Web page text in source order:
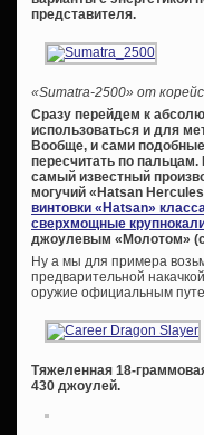
представителя.
«Sumatra-2500» от
Сразу перейдем к
использоваться и для
Вообще, и сами
пересчитать по
самый известный
могучий «Hatsan
винтовки «Hatsan»
сверхмощные
джоулевым «Молотом»
Ну а мы для примера
предварительной
оружие официальным
Тяжеленная 18-
430 джоулей.